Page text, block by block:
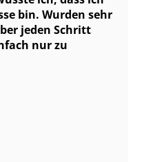
bin. Wurden sehr
jeden Schritt
nur zu